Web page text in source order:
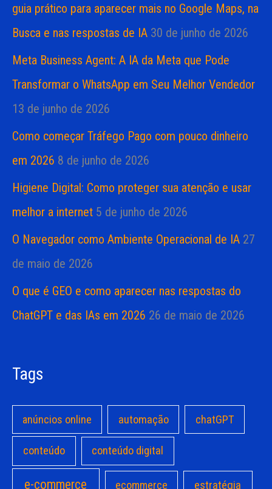
guia prático para aparecer mais no Google Maps, na
Busca e nas respostas de IA 30 de junho de 2026
Meta Business Agent: A IA da Meta que Pode
Transformar o WhatsApp em Seu Melhor Vendedor
13 de junho de 2026
Como começar Tráfego Pago com pouco dinheiro
em 2026 8 de junho de 2026
Higiene Digital: Como proteger sua atenção e usar
melhor a internet 5 de junho de 2026
O Navegador como Ambiente Operacional de IA 27
de maio de 2026
O que é GEO e como aparecer nas respostas do
ChatGPT e das IAs em 2026 26 de maio de 2026
Tags
anúncios online automação chatGPT
conteúdo conteúdo digital
e-commerce ecommerce estratégia